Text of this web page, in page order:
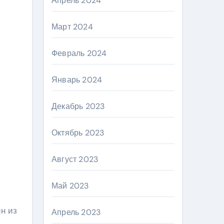
из
Март 2024
Февраль 2024
Январь 2024
Декабрь 2023
Октябрь 2023
Август 2023
Май 2023
Апрель 2023